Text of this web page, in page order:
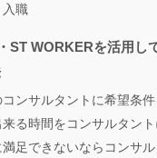
入職
ST WORKERを活用し
ンサルタントに希望条
る時間をコンサルタント
足できないならコンサ